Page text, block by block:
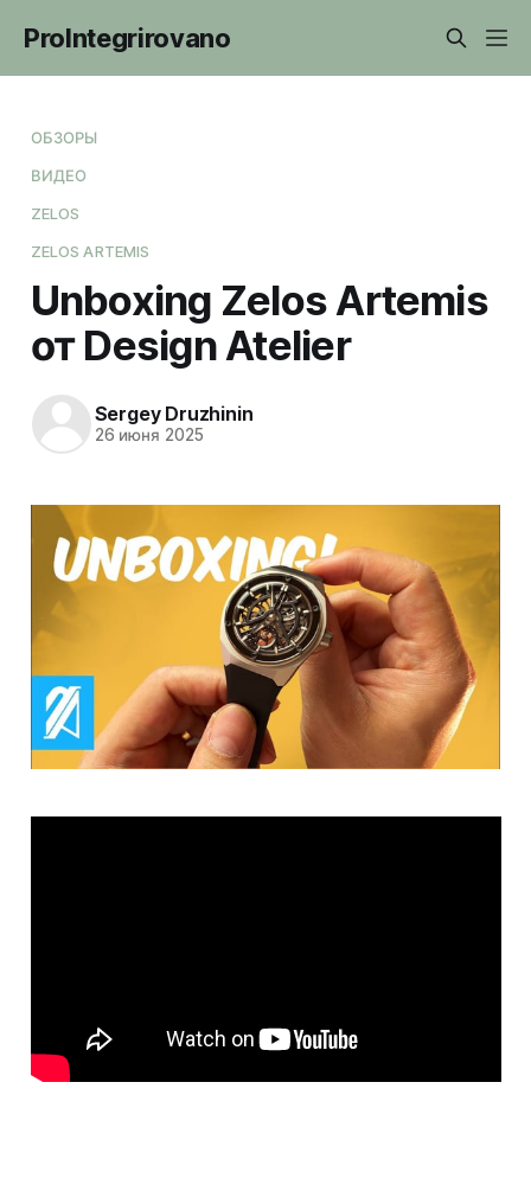
ProIntegrirovano
ОБЗОРЫ
ВИДЕО
ZELOS
ZELOS ARTEMIS
Unboxing Zelos Artemis
от Design Atelier
Sergey Druzhinin
26 июня 2025